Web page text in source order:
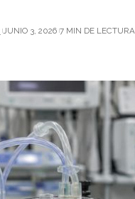
JUNIO 3, 2026 7 MIN DE LECTURA